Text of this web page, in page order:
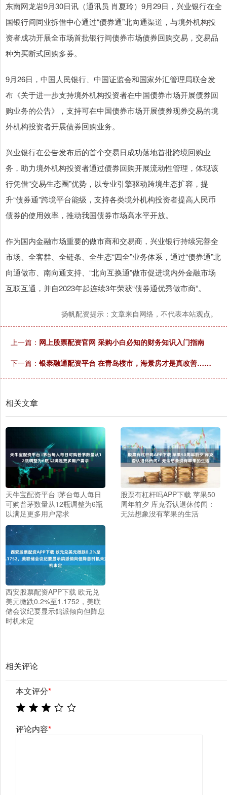
东南网龙岩9月30日讯（通讯员 肖夏玲）9月29日，兴业银行在全
国银行间同业拆借中心通过“债券通”北向通渠道，与境外机构投
资者成功开展全市场首批银行间债券市场债券回购交易，交易品
种为买断式回购多券。
9月26日，中国人民银行、中国证监会和国家外汇管理局联合发
布《关于进一步支持境外机构投资者在中国债券市场开展债券回
购业务的公告》，支持可在中国债券市场开展债券现券交易的境
外机构投资者开展债券回购业务。
兴业银行在公告发布后的首个交易日成功落地首批跨境回购业
务，助力境外机构投资者通过债券回购开展流动性管理，体现该
行凭借“交易生态圈”优势，以专业引擎驱动跨境生态扩容，提
升“债券通”跨境平台能级，支持各类境外机构投资者提高人民币
债券的使用效率，推动我国债券市场高水平开放。
作为国内金融市场重要的做市商和交易商，兴业银行持续完善全
市场、全客群、全链条、全生态“四全”业务体系，通过“债券通”北
向通做市、南向通支持、“北向互换通”做市促进境内外金融市场
互联互通，并自2023年起连续3年荣获“债券通优秀做市商”。
扬帆配资提示：文章来自网络，不代表本站观点。
上一篇： 网上股票配资官网 采购小白必知的财务知识入门指南
下一篇： 银泰融通配资平台 在青岛楼市，海景房才是真改善……
相关文章
天牛宝配资平台 i茅台每人每日
可购普茅数量从12瓶调整为6瓶
以满足更多用户需求
股票有杠杆吗APP下载 苹果50
周年前夕 库克否认退休传闻：
无法想象没有苹果的生活
西安股票配资APP下载 欧元兑
美元微跌0.2%至1.1752，美联
储会议纪要显示鸽派倾向但降息
时机未定
相关评论
本文评分*
评论内容*